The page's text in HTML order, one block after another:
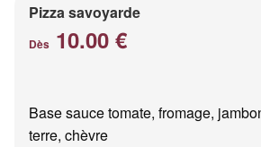
Pizza savoyarde
Dès 10.00 €
Base sauce tomate, fromage,
terre, chèvre